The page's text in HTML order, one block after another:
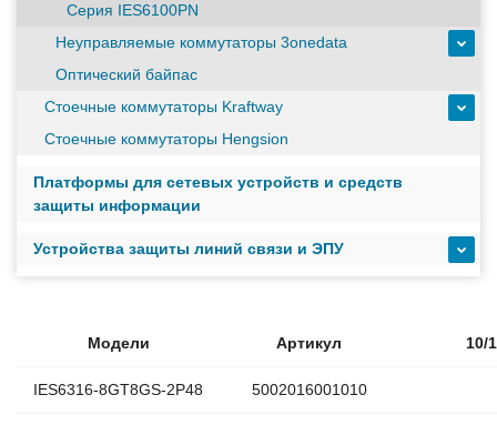
Серия IES6100PN
Неуправляемые коммутаторы 3onedata
Оптический байпас
Стоечные коммутаторы Kraftway
Стоечные коммутаторы Hengsion
Платформы для сетевых устройств и средств
защиты информации
Устройства защиты линий связи и ЭПУ
Модели Артикул 10/
IES6316-8GT8GS-2P48 5002016001010